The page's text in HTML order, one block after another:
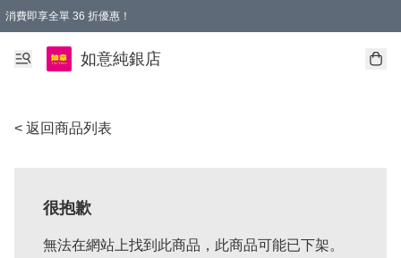
消費即享全單 36 折優惠！
購物满$50，全國包郵。Free shopping on orders over $50.
如意純銀店
< 返回商品列表
很抱歉
無法在網站上找到此商品，此商品可能已下架。